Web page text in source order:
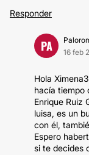
Responder
PA
16 feb
Hola
hacía tiempo
Enrique Ruiz
luisa, es un
con él,
Espero
si te decides